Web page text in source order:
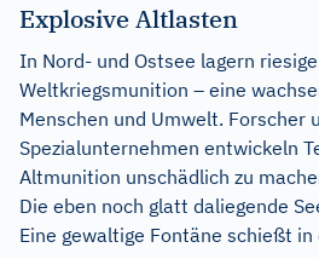
Explosive Altlasten
In Nord- und Ostsee lagern
Weltkriegsmunition – eine
Menschen und Umwelt. Forscher
Spezialunternehmen entwickeln
Altmunition unschädlich zu
Die eben noch glatt daliegende
Eine gewaltige Fontäne schießt in